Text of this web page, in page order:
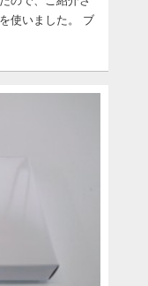
使いました。 ブ